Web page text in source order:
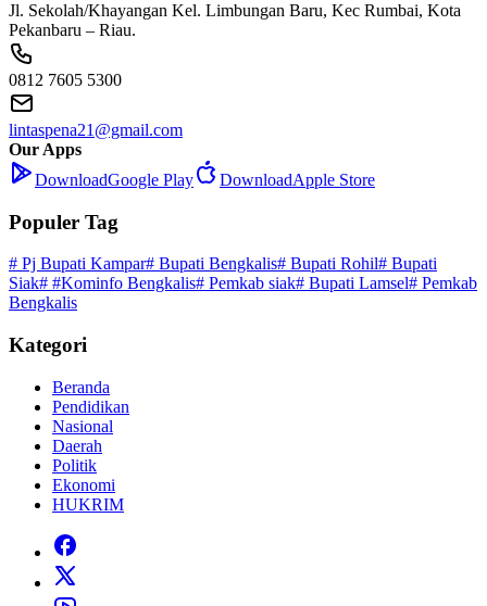
Jl. Sekolah/Khayangan Kel. Limbungan Baru, Kec Rumbai, Kota
Pekanbaru – Riau.
0812 7605 5300
lintaspena21@gmail.com
Our Apps
DownloadGoogle Play DownloadApple Store
Populer Tag
# Pj Bupati Kampar# Bupati Bengkalis# Bupati Rohil# Bupati
Siak# #Kominfo Bengkalis# Pemkab siak# Bupati Lamsel# Pemkab
Bengkalis
Kategori
Beranda
Pendidikan
Nasional
Daerah
Politik
Ekonomi
HUKRIM